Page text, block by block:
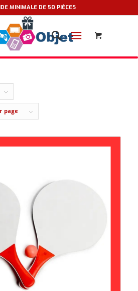
MINIMALE DE 50 PIÈCES
page